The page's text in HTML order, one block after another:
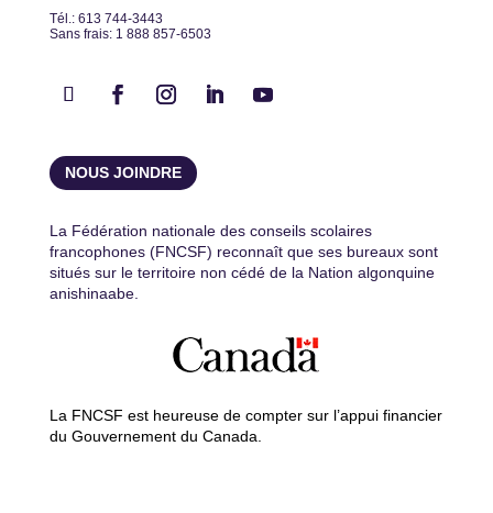
Tél.: 613 744-3443
Sans frais: 1 888 857-6503
NOUS JOINDRE
La Fédération nationale des conseils scolaires
francophones (FNCSF) reconnaît que ses bureaux sont
situés sur le territoire non cédé de la Nation algonquine
anishinaabe.
La FNCSF est heureuse de compter sur l’appui financier
du Gouvernement du Canada.